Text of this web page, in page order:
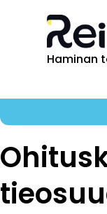
Haminan